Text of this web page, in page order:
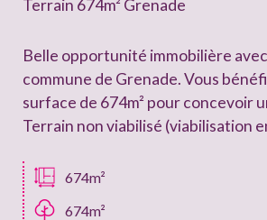
Terrain 674m² Grenade
Belle opportunité immobilière
commune de Grenade. Vous
surface de 674m² pour concevoir
Terrain non viabilisé (viabilisation
674m²
674m²